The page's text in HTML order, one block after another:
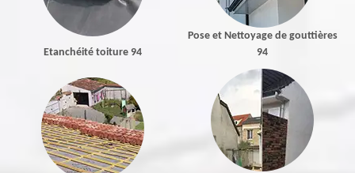
Etanchéité toiture 94
Pose et Nettoyage de gouttières
94